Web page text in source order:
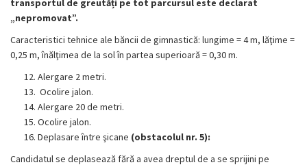
transportul de greutăți pe tot parcursul este declarat
„nepromovat”.
Caracteristici tehnice ale băncii de gimnastică: lungime = 4 m, lăţime =
0,25 m, înălţimea de la sol în partea superioară = 0,30 m.
Alergare 2 metri.
Ocolire jalon.
Alergare 20 de metri.
Ocolire jalon.
Deplasare între şicane (obstacolul nr. 5):
Candidatul se deplasează fără a avea dreptul de a se sprijini pe